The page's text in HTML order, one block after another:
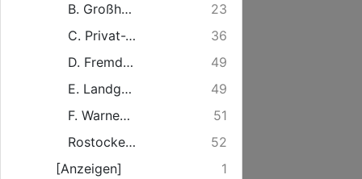
B. Großherzogliche und sonstige nicht städtische Behörden und öffentliche Einrichtungen
23
C. Privat-Vereine und -Institute
36
D. Fremde Konsulate
49
E. Landgüter
49
F. Warnemünde
51
Rostocker Verordnungen betreffend Straßen-Ordnung und Melde-Wesen
52
[Anzeigen]
1